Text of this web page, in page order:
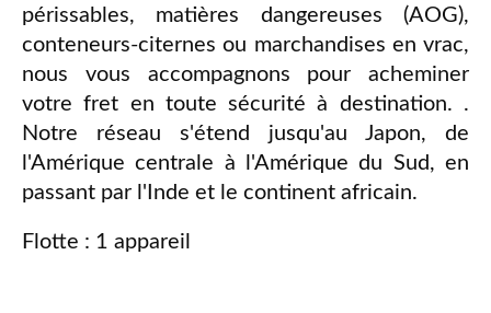
périssables, matières dangereuses (AOG),
conteneurs-citernes ou marchandises en vrac,
nous vous accompagnons pour acheminer
votre fret en toute sécurité à destination. .
Notre réseau s'étend jusqu'au Japon, de
l'Amérique centrale à l'Amérique du Sud, en
passant par l'Inde et le continent africain.
Flotte : 1 appareil